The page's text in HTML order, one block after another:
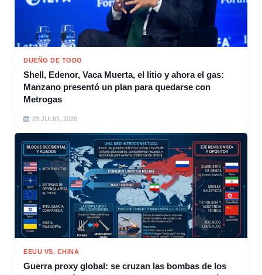
DUEÑO DE TODO
Shell, Edenor, Vaca Muerta, el litio y ahora el gas:
Manzano presentó un plan para quedarse con
Metrogas
29 JULIO, 2026
EEUU VS. CHINA
Guerra proxy global: se cruzan las bombas de los